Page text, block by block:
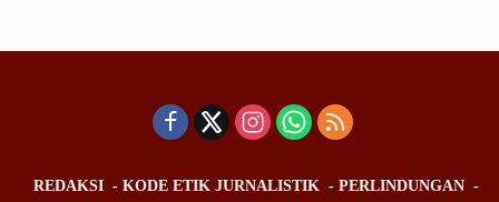
REDAKSI KODE ETIK JURNALISTIK PERLINDUNGAN